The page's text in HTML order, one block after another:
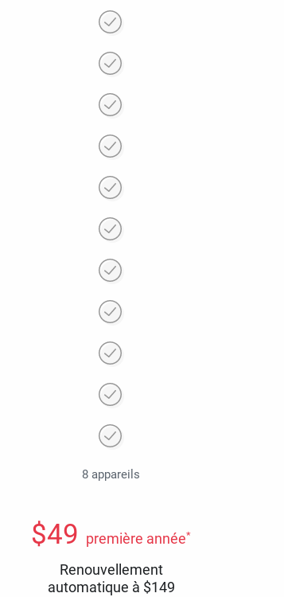
8 appareils
$49 première année*
Renouvellement
automatique à $149